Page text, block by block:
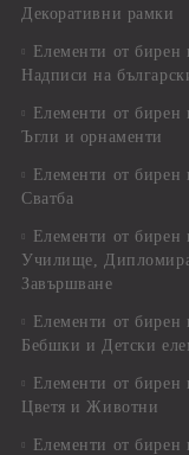
Декоративни рамки
Елементи от бирен
Надписи на
Елементи от бирен
Ъгли и орнаменти
Елементи от бирен
Сватба
Елементи от бирен
Училище,
Завършване
Елементи от бирен
Бебшки и Детски
Елементи от бирен
Цветя и Животни
Елементи от бирен